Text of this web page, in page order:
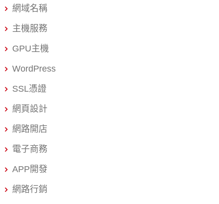
戲機制）和內容遊戲化（體驗設計），並強調了參與和驅
遊戲的過程中能夠觸發使用者的各種情緒。根據倫敦大學
研究發現，玩家在玩遊戲時，如果可以成功破解具有難度
化的機制可讓使用者花費更多時間、更沉浸在互動中，以
獲得更多成就並享受成就感。 開發App遊戲化的重點包
進並獲得更多獎勵。 互動與競爭機制，遊戲化通常會有可
以連網的排行榜，使用者會看到其他人的排行與積分，並
擁有自主權，畢竟被設定好的環境過陣子就會覺得無聊，
遊戲化的關鍵目的是讓使用者在導引中決定他們的下個任
網域名稱
主機服務
GPU主機
WordPress
SSL憑證
網頁設計
網路開店
電子商務
APP開發
網路行銷